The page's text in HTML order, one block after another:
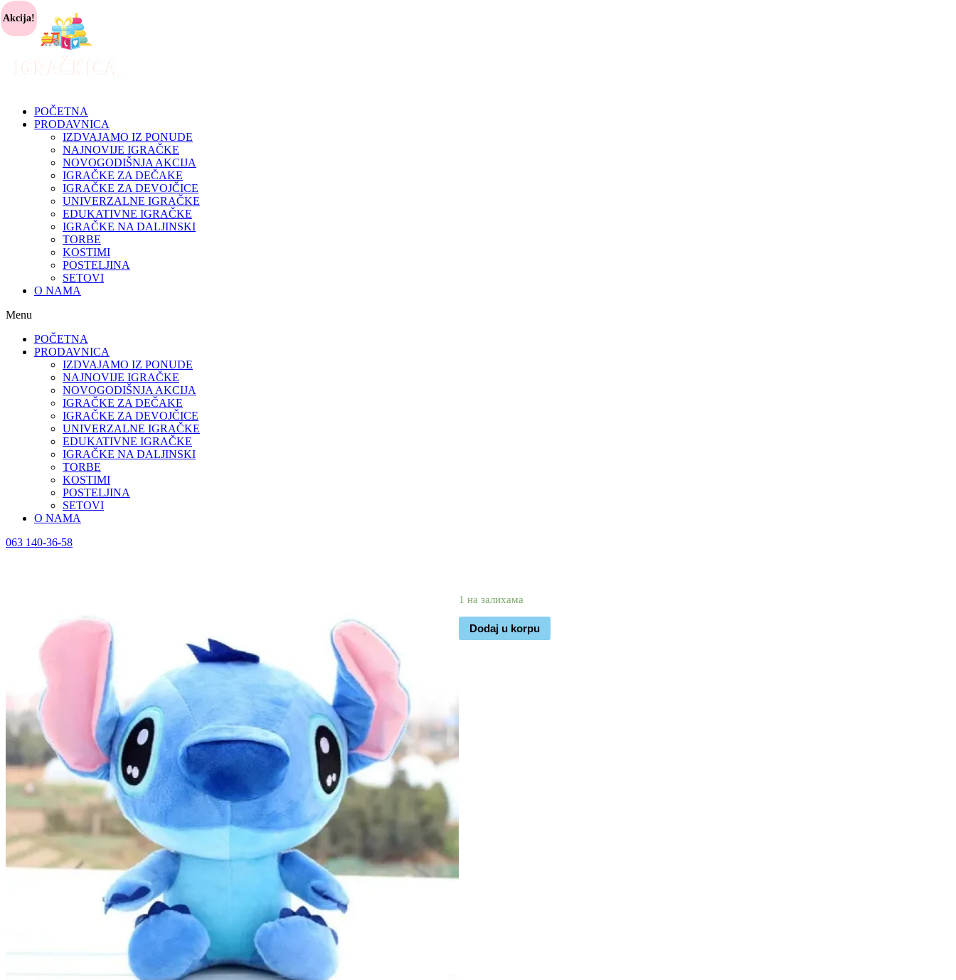
POČETNA
PRODAVNICA
IZDVAJAMO IZ PONUDE
NAJNOVIJE IGRAČKE
NOVOGODIŠNJA AKCIJA
IGRAČKE ZA DEČAKE
IGRAČKE ZA DEVOJČICE
UNIVERZALNE IGRAČKE
EDUKATIVNE IGRAČKE
IGRAČKE NA DALJINSKI
TORBE
KOSTIMI
POSTELJINA
SETOVI
O NAMA
Menu
POČETNA
PRODAVNICA
IZDVAJAMO IZ PONUDE
NAJNOVIJE IGRAČKE
NOVOGODIŠNJA AKCIJA
IGRAČKE ZA DEČAKE
IGRAČKE ZA DEVOJČICE
UNIVERZALNE IGRAČKE
EDUKATIVNE IGRAČKE
IGRAČKE NA DALJINSKI
TORBE
KOSTIMI
POSTELJINA
SETOVI
O NAMA
063 140-36-58
Akcija!
1 на залихама
Dodaj u korpu